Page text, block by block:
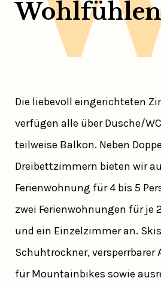
Wohlfühlen
Die liebevoll eingerichteten
verfügen alle über Dusche/
teilweise Balkon. Neben
Dreibettzimmern bieten wir
Ferienwohnung für 4 bis 5
zwei Ferienwohnungen für je
und ein Einzelzimmer an.
Schuhtrockner, versperrbarer
für Mountainbikes sowie